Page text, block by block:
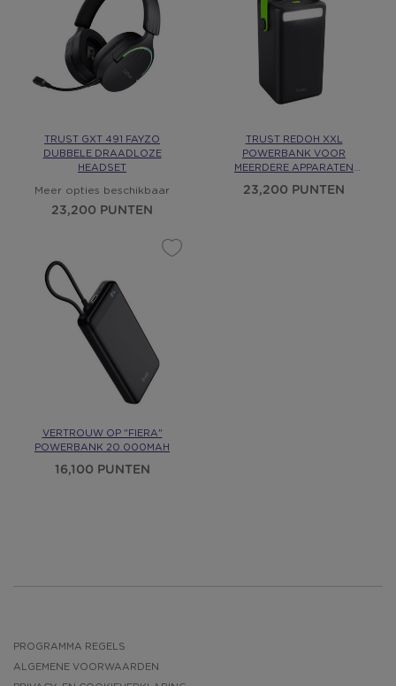
TRUST GXT 491 FAYZO
DUBBELE DRAADLOZE
HEADSET
Meer opties beschikbaar
23,200 PUNTEN
TRUST REDOH XXL
POWERBANK VOOR
MEERDERE APPARATEN
23,200 PUNTEN
VERTROUW OP "FIERA"
POWERBANK 20.000MAH
16,100 PUNTEN
PROGRAMMA REGELS
ALGEMENE VOORWAARDEN